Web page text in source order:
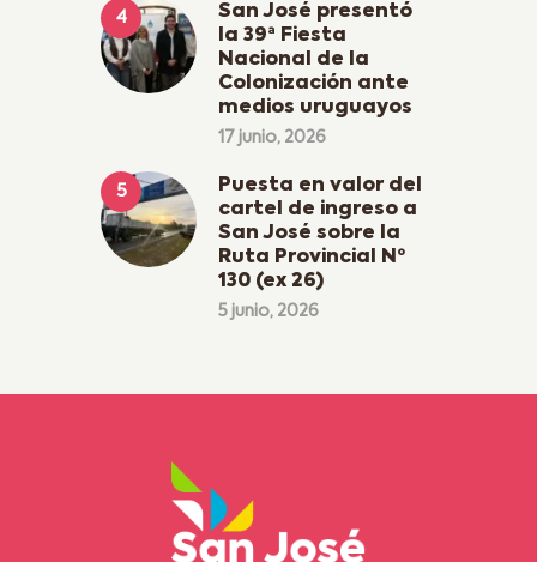
San José presentó
la 39ª Fiesta
Nacional de la
Colonización ante
medios uruguayos
17 junio, 2026
Puesta en valor del
cartel de ingreso a
San José sobre la
Ruta Provincial Nº
130 (ex 26)
5 junio, 2026